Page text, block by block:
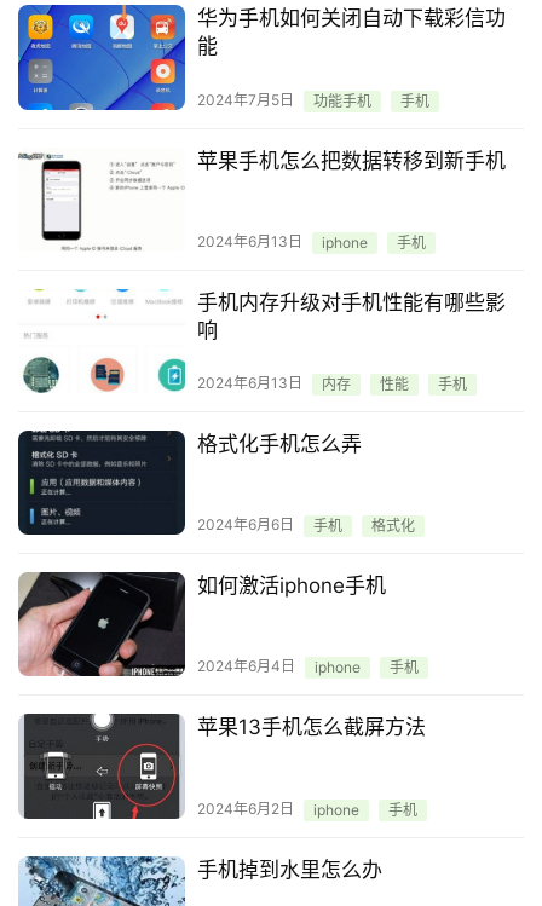
华为手机如何关闭自动下载彩信功
能
2024年7月5日 功能手机 手机
苹果手机怎么把数据转移到新手机
2024年6月13日 iphone 手机
手机内存升级对手机性能有哪些影
响
2024年6月13日 内存 性能 手机
格式化手机怎么弄
2024年6月6日 手机 格式化
如何激活iphone手机
2024年6月4日 iphone 手机
苹果13手机怎么截屏方法
2024年6月2日 iphone 手机
手机掉到水里怎么办